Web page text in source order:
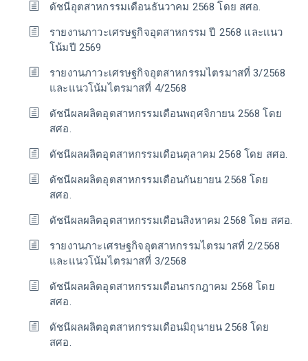
ดัชนีอุตสาหกรรมเดือนธันวาคม 2568 โดย สศอ.
รายงานภาวะเศรษฐกิจอุตสาหกรรม ปี 2568 เเละเเนว
โน้มปี 2569
รายงานภาวะเศรษฐกิจอุตสาหกรรมไตรมาสที่ 3/2568
และแนวโน้มไตรมาสที่ 4/2568
ดัชนีผลผลิตอุตสาหกรรมเดือนพฤศจิกายน 2568 โดย
สศอ.
ดัชนีผลผลิตอุตสาหกรรมเดือนตุลาคม 2568 โดย สศอ.
ดัชนีผลผลิตอุตสาหกรรมเดือนกันยายน 2568 โดย
สศอ.
ดัชนีผลผลิตอุตสาหกรรมเดือนสิงหาคม 2568 โดย สศอ.
รายงานภาะเศรษฐกิจอุตสาหกรรมไตรมาสที่ 2/2568
และแนวโน้มไตรมาสที่ 3/2568
ดัชนีผลผลิตอุตสาหกรรมเดือนกรกฎาคม 2568 โดย
สศอ.
ดัชนีผลผลิตอุตสาหกรรมเดือนมิถุนายน 2568 โดย
สศอ.